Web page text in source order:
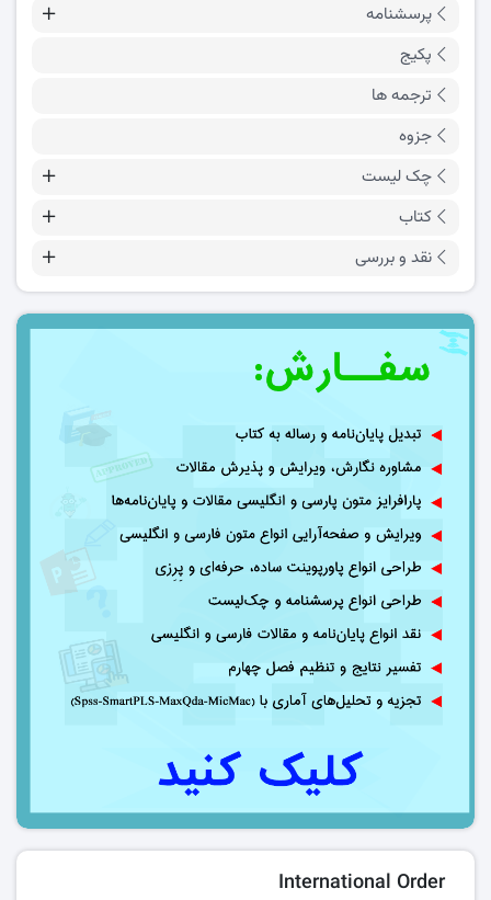
پرسشنامه
پکیج
ترجمه ها
جزوه
چک لیست
کتاب
نقد و بررسی
International Order